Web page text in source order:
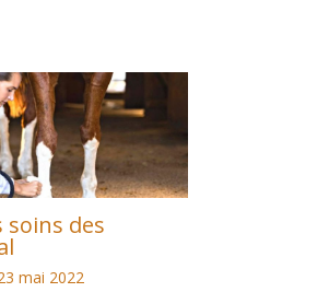
des
mai 2022